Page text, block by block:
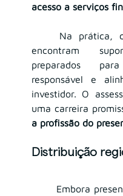
acesso a serviços
encontram
preparados
responsável e
investidor. O
a profissão do
Distribuição